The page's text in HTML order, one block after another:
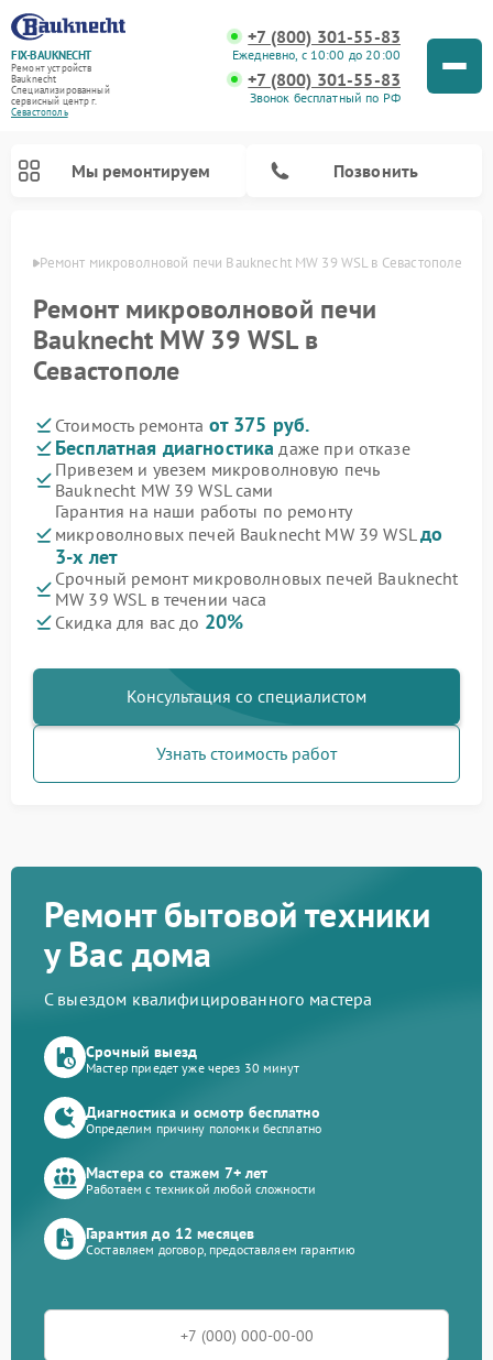
FIX-BAUKNECHT
Ремонт устройств
Bauknecht
Специализированный
cервисный центр г.
Севастополь
+7 (800) 301-55-83
Ежедневно, с 10:00 до 20:00
+7 (800) 301-55-83
Звонок бесплатный по РФ
Мы ремонтируем Позвонить
Ремонт микроволновой печи Bauknecht MW 39 WSL в Севастополе
Ремонт микроволновой печи
Bauknecht MW 39 WSL в
Севастополе
Стоимость ремонта от 375 руб.
Бесплатная диагностика даже при отказе
Привезем и увезем микроволновую печь
Bauknecht MW 39 WSL сами
Гарантия на наши работы по ремонту
микроволновых печей Bauknecht MW 39 WSLдо
3-х лет
Срочный ремонт микроволновых печей Bauknecht
MW 39 WSL в течении часа
Скидка для вас до 20%
Консультация со специалистом
Узнать стоимость работ
Ремонт бытовой техники
у Вас дома
С выездом квалифицированного мастера
Срочный выезд
Мастер приедет уже через 30 минут
Диагностика и осмотр бесплатно
Определим причину поломки бесплатно
Мастера со стажем 7+ лет
Работаем с техникой любой сложности
Гарантия до 12 месяцев
Составляем договор, предоставляем гарантию